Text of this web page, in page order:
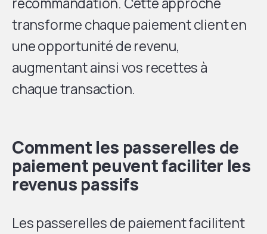
transforme chaque paiement client en
une opportunité de revenu,
augmentant ainsi vos recettes à
chaque transaction.
Comment les passerelles de
paiement peuvent faciliter les
revenus passifs
Les passerelles de paiement facilitent